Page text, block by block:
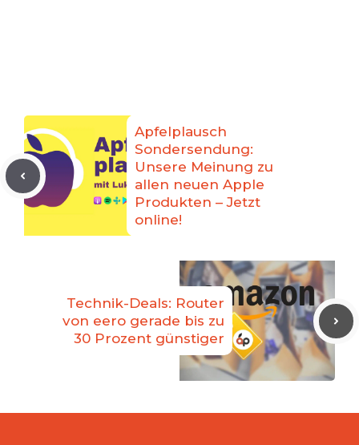
Apfelplausch
Sondersendung:
Unsere Meinung zu
allen neuen Apple
Produkten – Jetzt
online!
Technik-Deals: Router
von eero gerade bis zu
30 Prozent günstiger